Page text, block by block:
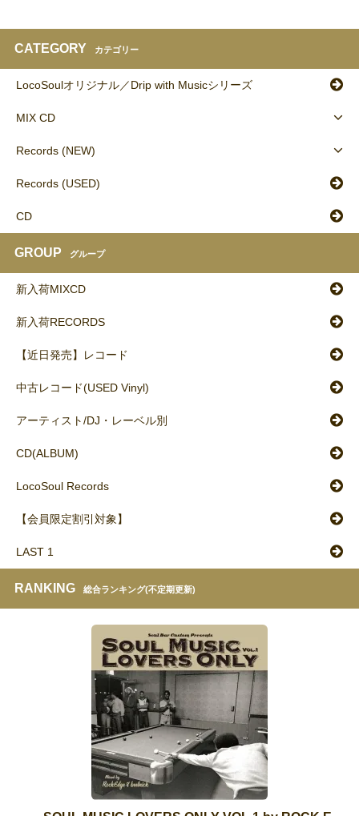
CATEGORY カテゴリー
LocoSoulオリジナル／Drip with Musicシリーズ
MIX CD
Records (NEW)
Records (USED)
CD
GROUP グループ
新入荷MIXCD
新入荷RECORDS
【近日発売】レコード
中古レコード(USED Vinyl)
アーティスト/DJ・レーベル別
CD(ALBUM)
LocoSoul Records
【会員限定割引対象】
LAST 1
RANKING 総合ランキング(不定期更新)